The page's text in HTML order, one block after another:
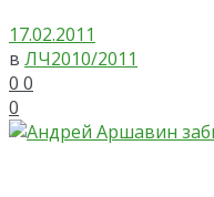
17.02.2011
в ЛЧ2010/2011
0 0
0